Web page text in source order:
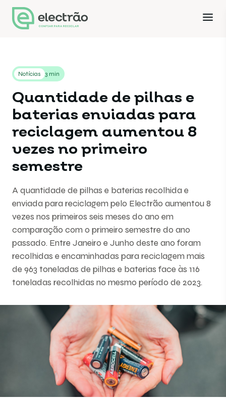
Notícias 3 min
Quantidade de pilhas e
baterias enviadas para
reciclagem aumentou 8
vezes no primeiro
semestre
A quantidade de pilhas e baterias recolhida e
enviada para reciclagem pelo Electrão aumentou 8
vezes nos primeiros seis meses do ano em
comparação com o primeiro semestre do ano
passado. Entre Janeiro e Junho deste ano foram
recolhidas e encaminhadas para reciclagem mais
de 963 toneladas de pilhas e baterias face às 116
toneladas recolhidas no mesmo período de 2023.